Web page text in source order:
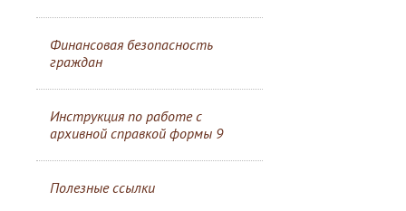
Финансовая безопасность
граждан
Инструкция по работе с
архивной справкой формы 9
Полезные ссылки